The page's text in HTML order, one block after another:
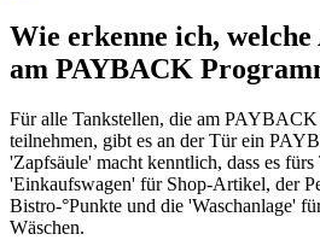
Wie erkenne ich,
am PAYBACK
Für alle Tankstellen, die am
teilnehmen, gibt es an der Tür ein
'Zapfsäule' macht kenntlich, dass es
'Einkaufswagen' für Shop-Artikel, der
Bistro-°Punkte und die 'Waschanlage'
Wäschen.